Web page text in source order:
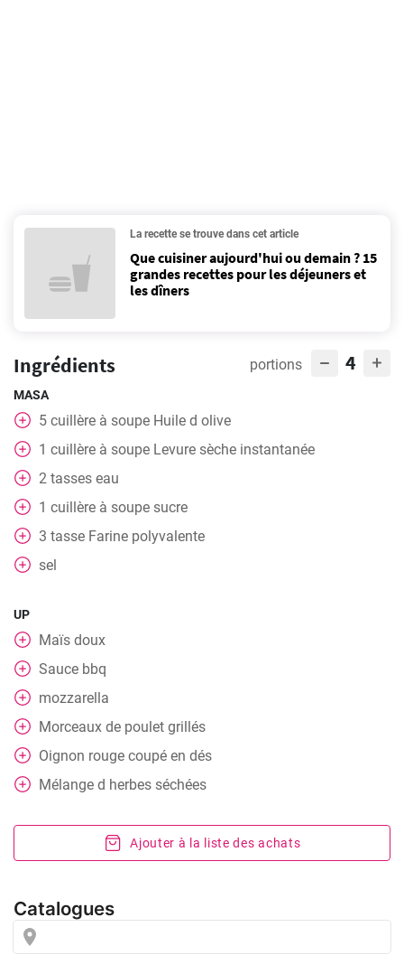
La recette se trouve dans cet article
Que cuisiner aujourd'hui ou demain ? 15
grandes recettes pour les déjeuners et
les dîners
Ingrédients portions 4
MASA
5 cuillère à soupe Huile d olive
1 cuillère à soupe Levure sèche instantanée
2 tasses eau
1 cuillère à soupe sucre
3 tasse Farine polyvalente
sel
UP
Maïs doux
Sauce bbq
mozzarella
Morceaux de poulet grillés
Oignon rouge coupé en dés
Mélange d herbes séchées
Ajouter à la liste des achats